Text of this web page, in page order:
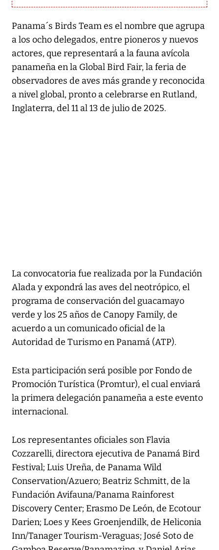
Panama´s Birds Team es el nombre que agrupa
a los ocho delegados, entre pioneros y nuevos
actores, que representará a la fauna avícola
panameña en la Global Bird Fair, la feria de
observadores de aves más grande y reconocida
a nivel global, pronto a celebrarse en Rutland,
Inglaterra, del 11 al 13 de julio de 2025.
La convocatoria fue realizada por la Fundación
Alada y expondrá las aves del neotrópico, el
programa de conservación del guacamayo
verde y los 25 años de Canopy Family, de
acuerdo a un comunicado oficial de la
Autoridad de Turismo en Panamá (ATP).
Esta participación será posible por Fondo de
Promoción Turística (Promtur), el cual enviará
la primera delegación panameña a este evento
internacional.
Los representantes oficiales son Flavia
Cozzarelli, directora ejecutiva de Panamá Bird
Festival; Luis Ureña, de Panama Wild
Conservation/Azuero; Beatriz Schmitt, de la
Fundación Avifauna/Panama Rainforest
Discovery Center; Erasmo De León, de Ecotour
Darien; Loes y Kees Groenjendilk, de Heliconia
Inn/Tanager Tourism-Veraguas; José Soto de